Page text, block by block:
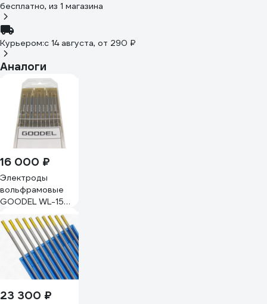
бесплатно, из 1 магазина
Курьером:c 14 августа, от 290 ₽
Аналоги
16 000 ₽
Электроды
вольфрамовые
GOODEL WL-15
4х175 (10 шт)
золотые
WL1540175
23 300 ₽